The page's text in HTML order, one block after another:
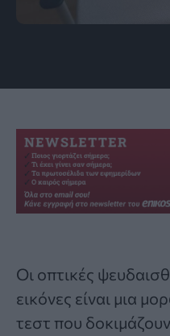
Οι οπτικές
εικόνες είναι μια
τεστ που